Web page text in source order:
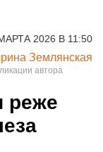
2026 В 11:50
Землянская
реже